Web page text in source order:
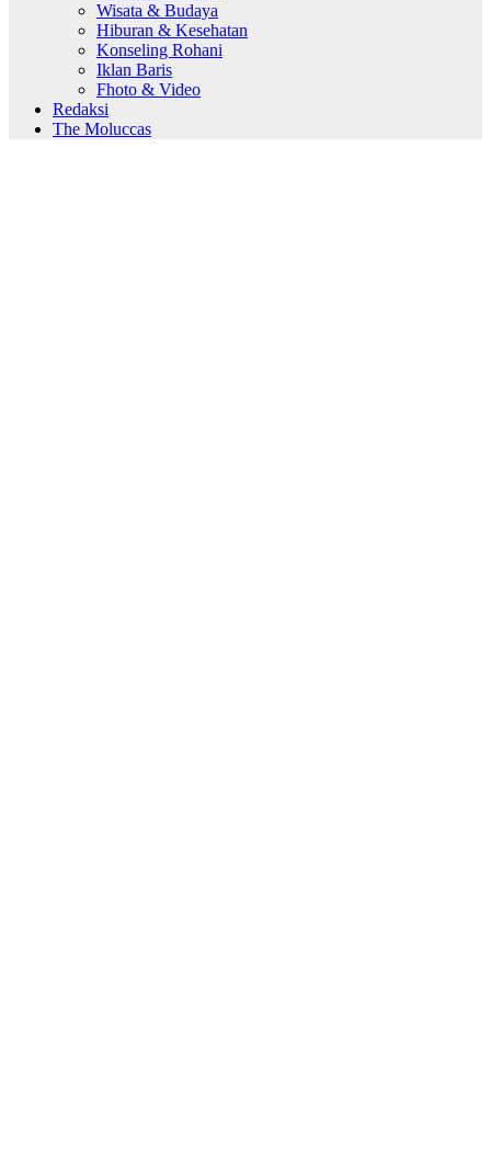
Wisata & Budaya
Hiburan & Kesehatan
Konseling Rohani
Iklan Baris
Fhoto & Video
Redaksi
The Moluccas